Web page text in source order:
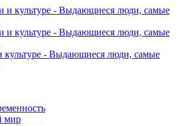
культуре - Выдающиеся люди, самые
мир